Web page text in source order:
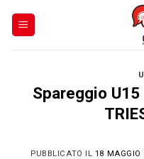
Spareggio U15
PUBBLICATO IL 18 MAGGIO